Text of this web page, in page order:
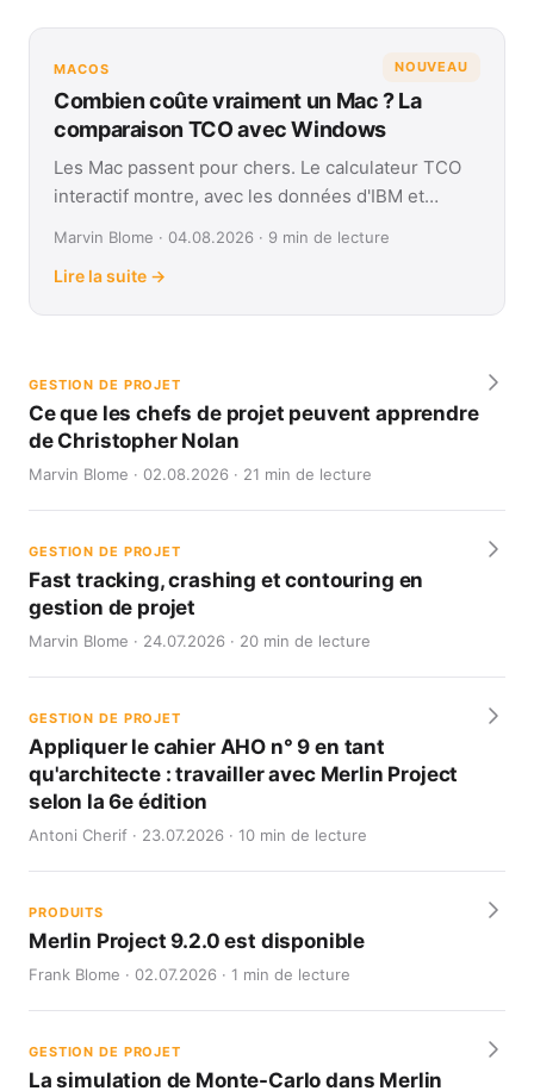
NOUVEAU
MACOS
Combien coûte vraiment un Mac ? La
comparaison TCO avec Windows
Les Mac passent pour chers. Le calculateur TCO
interactif montre, avec les données d'IBM et
Marvin Blome · 04.08.2026 · 9 min de lecture
Lire la suite →
GESTION DE PROJET
Ce que les chefs de projet peuvent apprendre
de Christopher Nolan
Marvin Blome · 02.08.2026 · 21 min de lecture
GESTION DE PROJET
Fast tracking, crashing et contouring en
gestion de projet
Marvin Blome · 24.07.2026 · 20 min de lecture
GESTION DE PROJET
Appliquer le cahier AHO n° 9 en tant
qu'architecte : travailler avec Merlin Project
selon la 6e édition
Antoni Cherif · 23.07.2026 · 10 min de lecture
PRODUITS
Merlin Project 9.2.0 est disponible
Frank Blome · 02.07.2026 · 1 min de lecture
GESTION DE PROJET
La simulation de Monte-Carlo dans Merlin